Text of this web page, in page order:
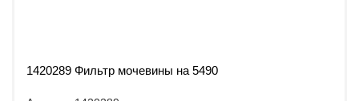
1420289 Фильтр мочевины на 5490